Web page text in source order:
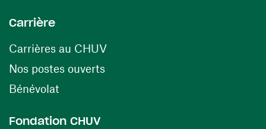
Carrière
Carrières au CHUV(ouvre une nouvelle fenêtre)
Nos postes ouverts(ouvre une nouvelle fenêtre)
Bénévolat
Fondation CHUV